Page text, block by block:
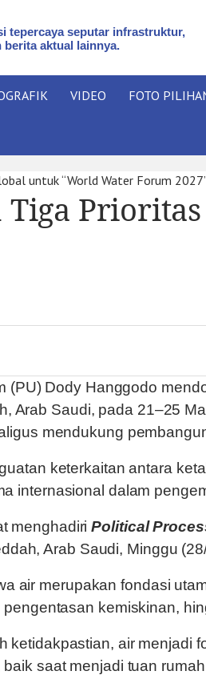
tepercaya seputar infrastruktur,
aktual lainnya.
VIDEO FOTO
untuk “World Water Forum
(PU) Dody Hanggodo
Arab Saudi, pada 21–25
mendukung
keterkaitan antara
internasional dalam
menghadiriPolitical
Arab Saudi, Minggu
air merupakan fondasi
kemiskinan,
ketidakpastian, air
saat menjadi tuan